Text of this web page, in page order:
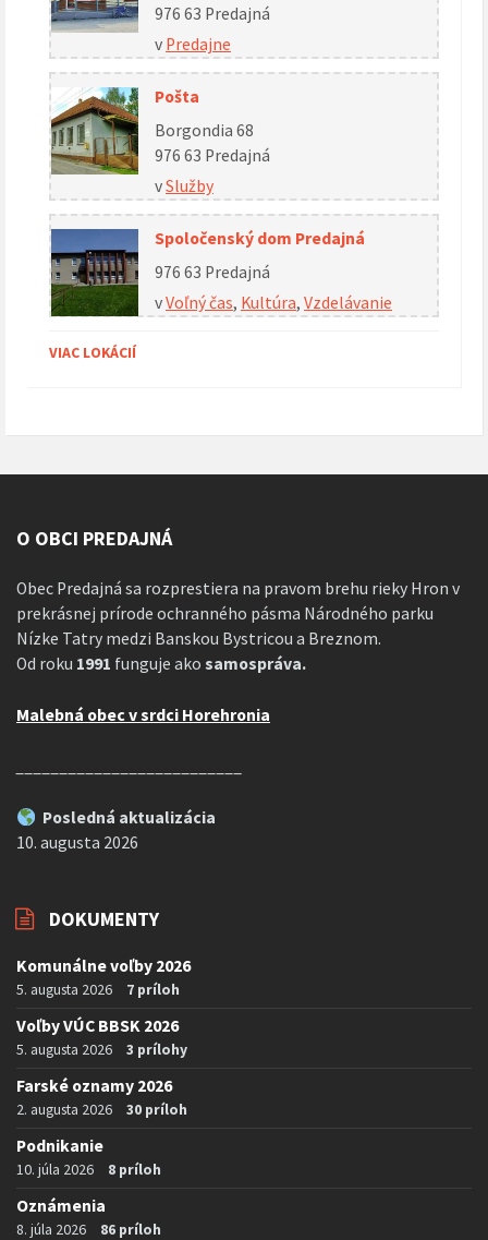
976 63 Predajná
v Predajne
Pošta
Borgondia 68
976 63 Predajná
vSlužby
Spoločenský dom Predajná
976 63 Predajná
vVoľný čas, Kultúra, Vzdelávanie
VIAC LOKÁCIÍ
O OBCI PREDAJNÁ
Obec Predajná sa rozprestiera na pravom brehu rieky Hron v
prekrásnej prírode ochranného pásma Národného parku
Nízke Tatry medzi Banskou Bystricou a Breznom.
Od roku 1991 funguje ako samospráva.
Malebná obec v srdci Horehronia
Posledná aktualizácia
10. augusta 2026
DOKUMENTY
Komunálne voľby 2026
5. augusta 2026 7 príloh
Voľby VÚC BBSK 2026
5. augusta 2026 3 prílohy
Farské oznamy 2026
2. augusta 2026 30 príloh
Podnikanie
10. júla 2026 8 príloh
Oznámenia
8. júla 2026 86 príloh